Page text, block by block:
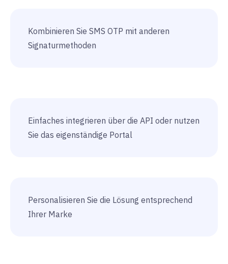
Kombinieren Sie SMS OTP mit anderen
Signaturmethoden
Einfaches integrieren über die API oder nutzen
Sie das eigenständige Portal
Personalisieren Sie die Lösung entsprechend
Ihrer Marke